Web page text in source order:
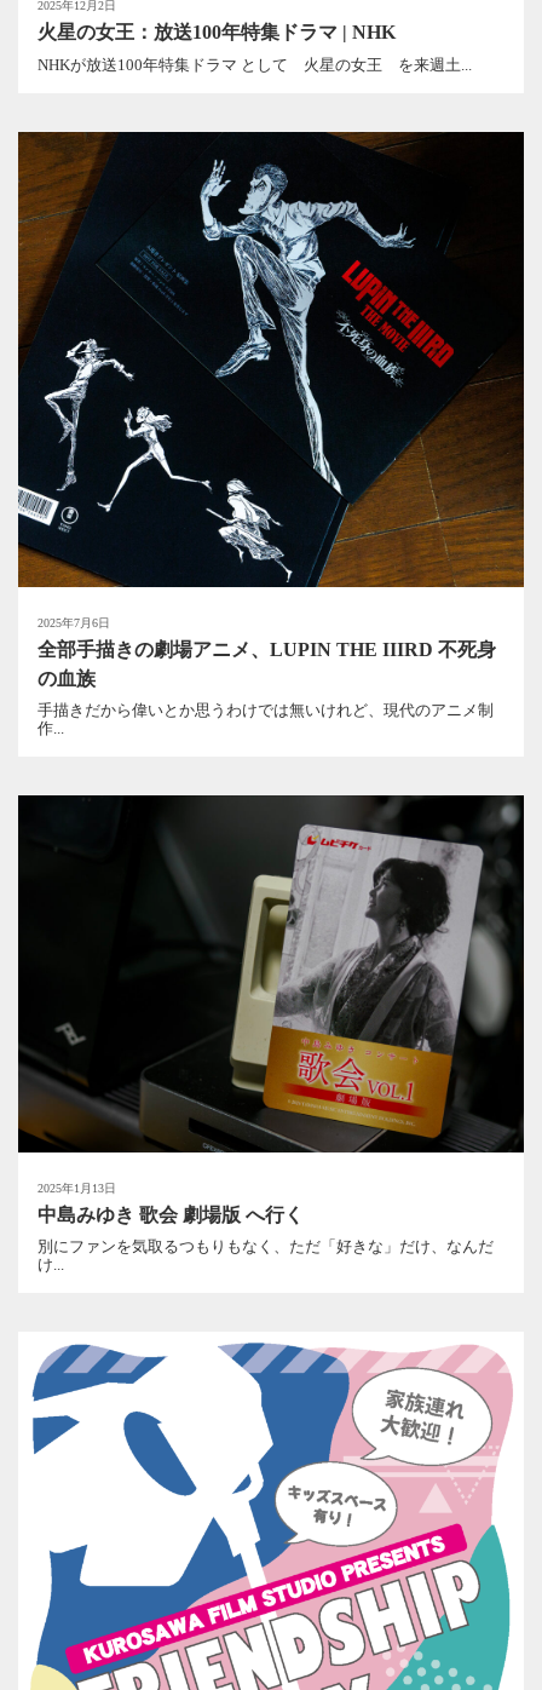
2025年12月2日
火星の女王：放送100年特集ドラマ | NHK
NHKが放送100年特集ドラマ として 火星の女王 を来週土...
2025年7月6日
全部手描きの劇場アニメ、LUPIN THE IIIRD 不死身
の血族
手描きだから偉いとか思うわけでは無いけれど、現代のアニメ制
作...
2025年1月13日
中島みゆき 歌会 劇場版 へ行く
別にファンを気取るつもりもなく、ただ「好きな」だけ、なんだ
け...